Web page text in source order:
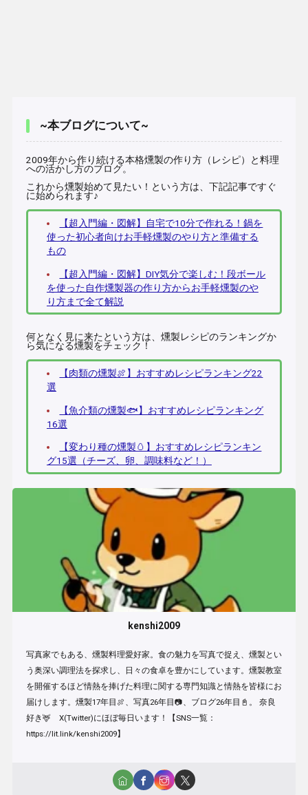
~本ブログについて~
2009年から作り続ける本格燻製の作り方（レシピ）と料理
への活かし方のブログ。
これから燻製始めて見たい！という方は、下記記事ですぐ
に始められます♪
【超入門編・図解】自宅で10分で作れる！鍋を
使った初心者向けお手軽燻製のやり方と準備する
もの
【超入門編・図解】DIY気分で楽しむ！段ボール
を使った自作燻製器の作り方からお手軽燻製のや
り方まで全て解説
何となく見に来たという方は、燻製レシピのランキングか
ら気になる燻製をチェック！
【肉類の燻製🍖】おすすめレシピランキング22
選
【魚介類の燻製🐟】おすすめレシピランキング
16選
【変わり種の燻製🥚】おすすめレシピランキン
グ15選（チーズ、卵、調味料など！）
kenshi2009
写真家でもある、燻製料理愛好家。食の魅力を写真で捉え、燻製とい
う奥深い調理法を探求し、日々の食卓を豊かにしています。燻製教室
を開催するほど情熱を捧げた料理に関する専門知識と情熱を皆様にお
届けします。燻製17年目🍖、写真26年目📷、ブログ26年目📓。 奈良
好き🦌 X(Twitter)にほぼ毎日います！【SNS一覧：
https://lit.link/kenshi2009】